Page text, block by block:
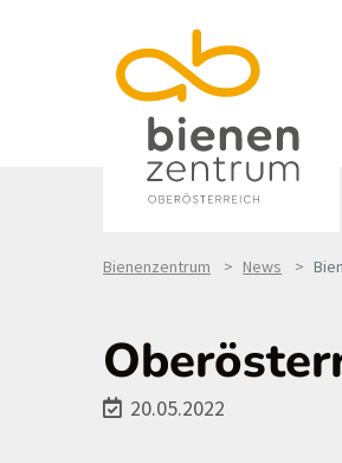
Bienenzentrum News
20.05.2022